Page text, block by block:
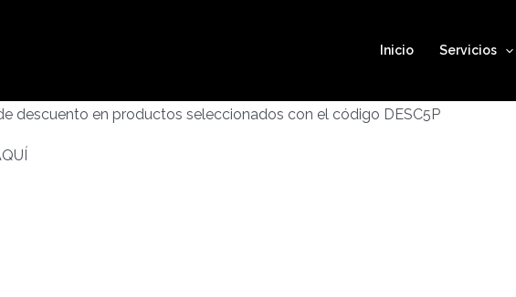
Inicio Servicios
descuento en productos seleccionados con el código DESC5P